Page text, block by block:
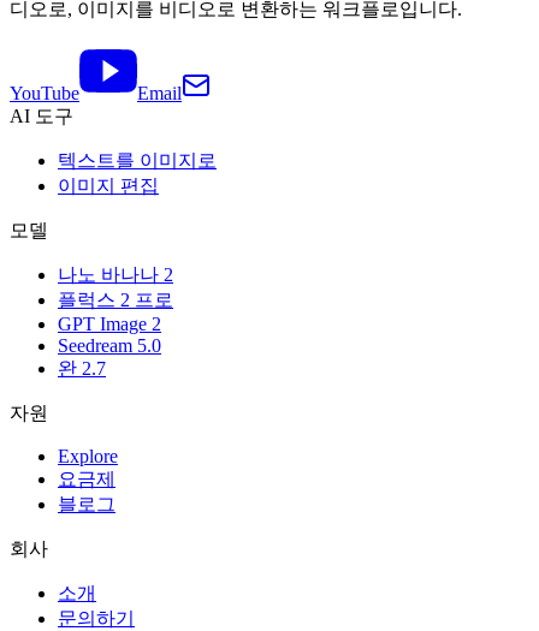
디오로, 이미지를 비디오로 변환하는 워크플로입니다.
YouTube
Email
AI 도구
텍스트를 이미지로
이미지 편집
모델
나노 바나나 2
플럭스 2 프로
GPT Image 2
Seedream 5.0
완 2.7
자원
Explore
요금제
블로그
회사
소개
문의하기